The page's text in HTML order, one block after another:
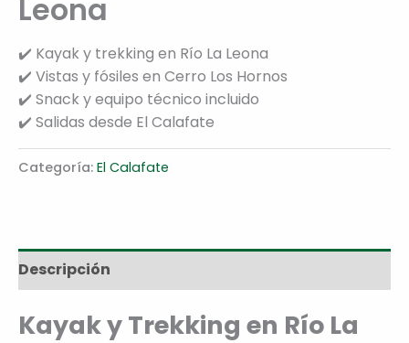
Leona
✔️ Kayak y trekking en Río La Leona
✔️ Vistas y fósiles en Cerro Los Hornos
✔️ Snack y equipo técnico incluido
✔️ Salidas desde El Calafate
Categoría: El Calafate
Descripción
Kayak y Trekking en Río La